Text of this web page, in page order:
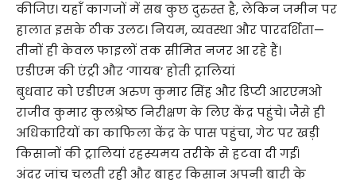
कीजिए। यहाँ कागजों में सब कुछ दुरुस्त है, लेकिन जमीन पर
हालात इसके ठीक उलट। नियम, व्यवस्था और पारदर्शिता—
तीनों ही केवल फाइलों तक सीमित नजर आ रहे हैं।
एडीएम की एंट्री और ‘गायब’ होती ट्रालियां
बुधवार को एडीएम अरुण कुमार सिंह और डिप्टी आरएमओ
राजीव कुमार कुलश्रेष्ठ निरीक्षण के लिए केंद्र पहुंचे। जैसे ही
अधिकारियों का काफिला केंद्र के पास पहुंचा, गेट पर खड़ी
किसानों की ट्रालियां रहस्यमय तरीके से हटवा दी गईं।
अंदर जांच चलती रही और बाहर किसान अपनी बारी के